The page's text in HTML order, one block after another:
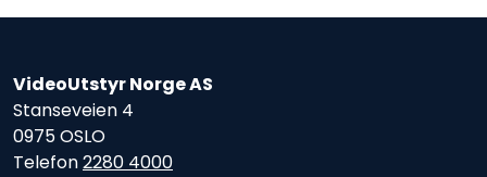
VideoUtstyr Norge AS
Stanseveien 4
0975 OSLO
Telefon2280 4000